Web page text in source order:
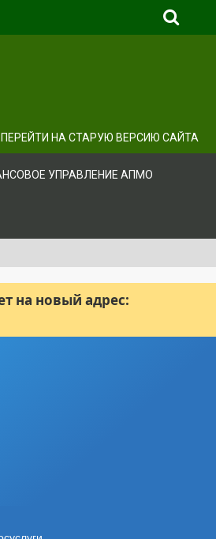
ПЕРЕЙТИ НА СТАРУЮ ВЕРСИЮ САЙТА
УПРАВЛЕНИЕ АПМО
на новый адрес: